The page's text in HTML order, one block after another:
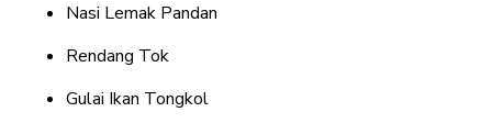
Nasi Lemak Pandan
Rendang Tok
Gulai Ikan Tongkol